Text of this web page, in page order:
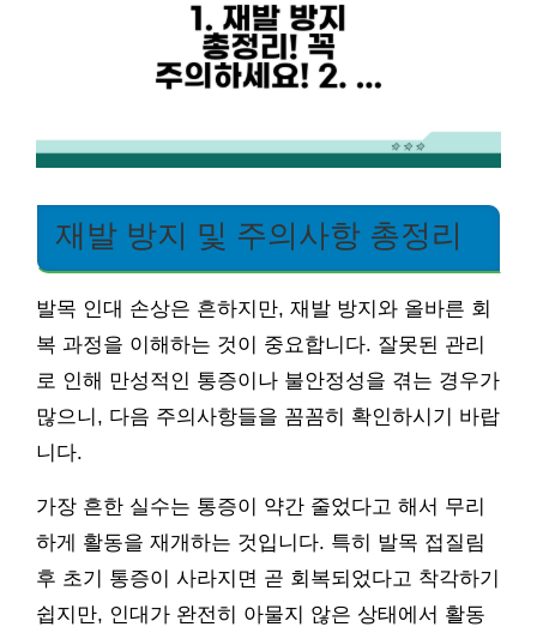
재발 방지 및 주의사항 총정리
발목 인대 손상은 흔하지만, 재발 방지와 올바른 회
복 과정을 이해하는 것이 중요합니다. 잘못된 관리
로 인해 만성적인 통증이나 불안정성을 겪는 경우가
많으니, 다음 주의사항들을 꼼꼼히 확인하시기 바랍
니다.
가장 흔한 실수는 통증이 약간 줄었다고 해서 무리
하게 활동을 재개하는 것입니다. 특히 발목 접질림
후 초기 통증이 사라지면 곧 회복되었다고 착각하기
쉽지만, 인대가 완전히 아물지 않은 상태에서 활동